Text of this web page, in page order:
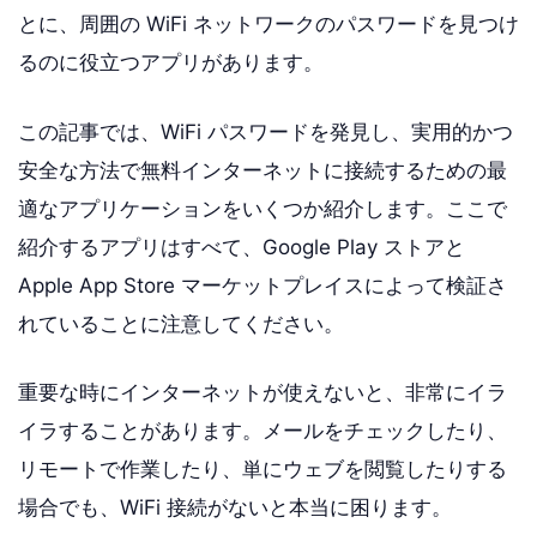
とに、周囲の WiFi ネットワークのパスワードを見つけ
るのに役立つアプリがあります。
この記事では、WiFi パスワードを発見し、実用的かつ
安全な方法で無料インターネットに接続するための最
適なアプリケーションをいくつか紹介します。ここで
紹介するアプリはすべて、Google Play ストアと
Apple App Store マーケットプレイスによって検証さ
れていることに注意してください。
重要な時にインターネットが使えないと、非常にイラ
イラすることがあります。メールをチェックしたり、
リモートで作業したり、単にウェブを閲覧したりする
場合でも、WiFi 接続がないと本当に困ります。